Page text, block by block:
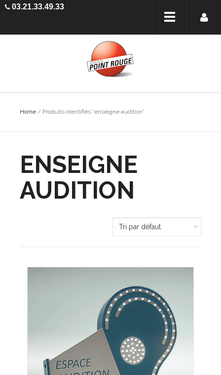
03.21.33.49.33
Home / Produits identifiés “enseigne audition”
ENSEIGNE
AUDITION